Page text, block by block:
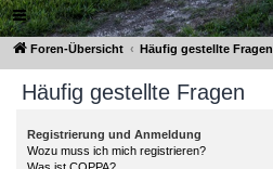
FAQ
Foren-Übersicht Häufig gestellte Fragen
Häufig gestellte Fragen
Registrierung und Anmeldung
Wozu muss ich mich registrieren?